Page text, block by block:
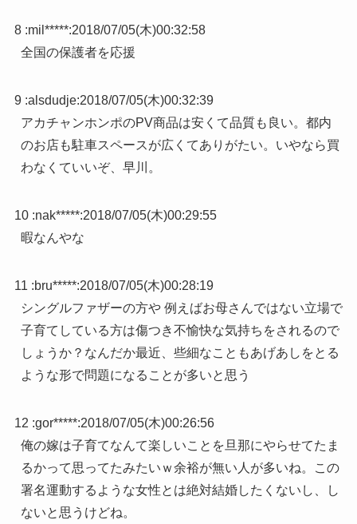
8 :mil*****:2018/07/05(木)00:32:58
全国の保護者を応援
9 :alsdudje:2018/07/05(木)00:32:39
アカチャンホンポのPV商品は安くて品質も良い。都内
のお店も駐車スペースが広くてありがたい。いやなら買
わなくていいぞ、早川。
10 :nak*****:2018/07/05(木)00:29:55
暇なんやな
11 :bru*****:2018/07/05(木)00:28:19
シングルファザーの方や 例えばお母さんではない立場で
子育てしている方は傷つき不愉快な気持ちをされるので
しょうか？なんだか最近、些細なこともあげあしをとる
ような形で問題になることが多いと思う
12 :gor*****:2018/07/05(木)00:26:56
俺の嫁は子育てなんて楽しいことを旦那にやらせてたま
るかって思ってたみたいｗ余裕が無い人が多いね。この
署名運動するような女性とは絶対結婚したくないし、し
ないと思うけどね。